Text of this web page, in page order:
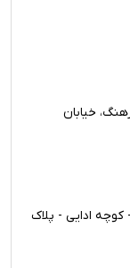
خیابان
ادایی - پلاک